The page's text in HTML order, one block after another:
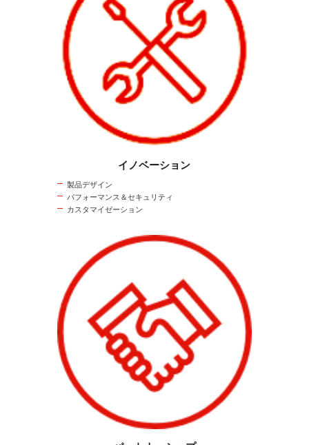
イノベーション
製品デザイン
パフォーマンス＆セキュリティ
カスタマイゼーション